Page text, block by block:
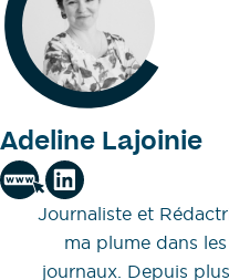
Adeline Lajoinie
Journaliste et
ma plume dans
journaux. Depuis